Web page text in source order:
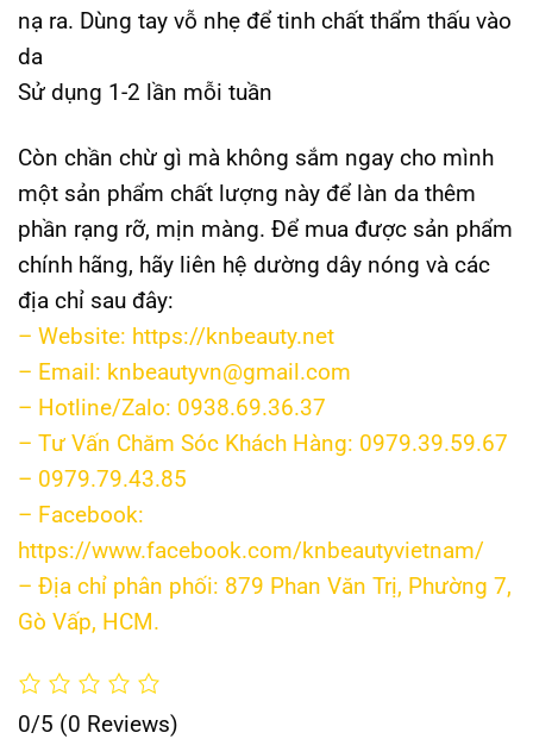
nạ ra. Dùng tay vỗ nhẹ để tinh chất thẩm thấu vào
da
Sử dụng 1-2 lần mỗi tuần
Còn chần chừ gì mà không sắm ngay cho mình
một sản phẩm chất lượng này để làn da thêm
phần rạng rỡ, mịn màng. Để mua được sản phẩm
chính hãng, hãy liên hệ dường dây nóng và các
địa chỉ sau đây:
– Website: https://knbeauty.net
– Email: knbeautyvn@gmail.com
– Hotline/Zalo: 0938.69.36.37
– Tư Vấn Chăm Sóc Khách Hàng: 0979.39.59.67
– 0979.79.43.85
– Facebook:
https://www.facebook.com/knbeautyvietnam/
– Địa chỉ phân phối: 879 Phan Văn Trị, Phường 7,
Gò Vấp, HCM.
0/5 (0 Reviews)